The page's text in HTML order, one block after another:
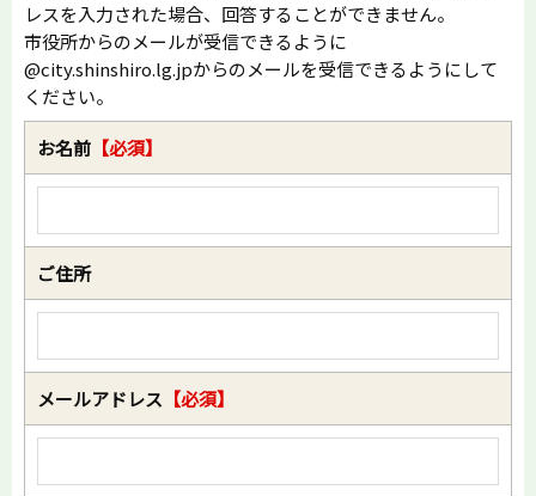
レスを入力された場合、回答することができません。
市役所からのメールが受信できるように
@city.shinshiro.lg.jpからのメールを受信できるようにして
ください。
お名前 【必須】
ご住所
メールアドレス 【必須】